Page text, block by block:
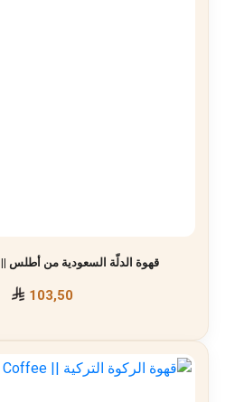
قهوة الدلّة السعودية من أطلس || Saudi Coffee
103,50